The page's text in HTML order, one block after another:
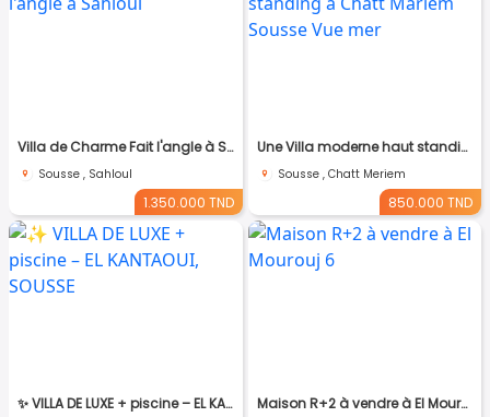
Villa de Charme Fait l'angle à Sahloul
Sousse , Sahloul
1.350.000 TND
Une Villa moderne haut standing à Chatt Mariem Sousse Vue mer
Sousse , Chatt Meriem
850.000 TND
​✨ VILLA DE LUXE + piscine – EL KANTAOUI, SOUSSE Maison R+2 à vendre à El Mourouj 6